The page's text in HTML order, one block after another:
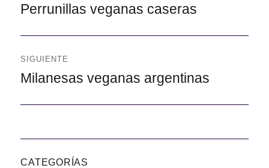
Anterior
Perrunillas veganas caseras
SIGUIENTE
Siguiente
Milanesas veganas argentinas
CATEGORÍAS